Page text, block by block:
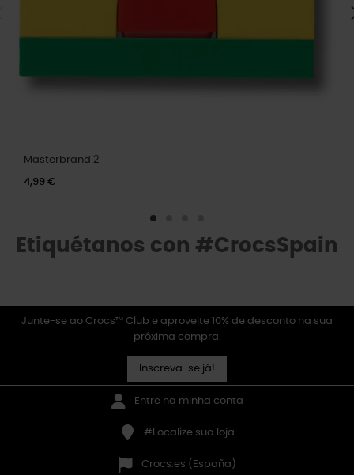
Masterbrand 2
4,99 €
Etiquétanos con #CrocsSpain
Junte-se ao Crocs™ Club e aproveite 10% de desconto na sua
próxima compra.
Inscreva-se já!
Entre na minha conta
#Localize sua loja
Crocs.es (España)